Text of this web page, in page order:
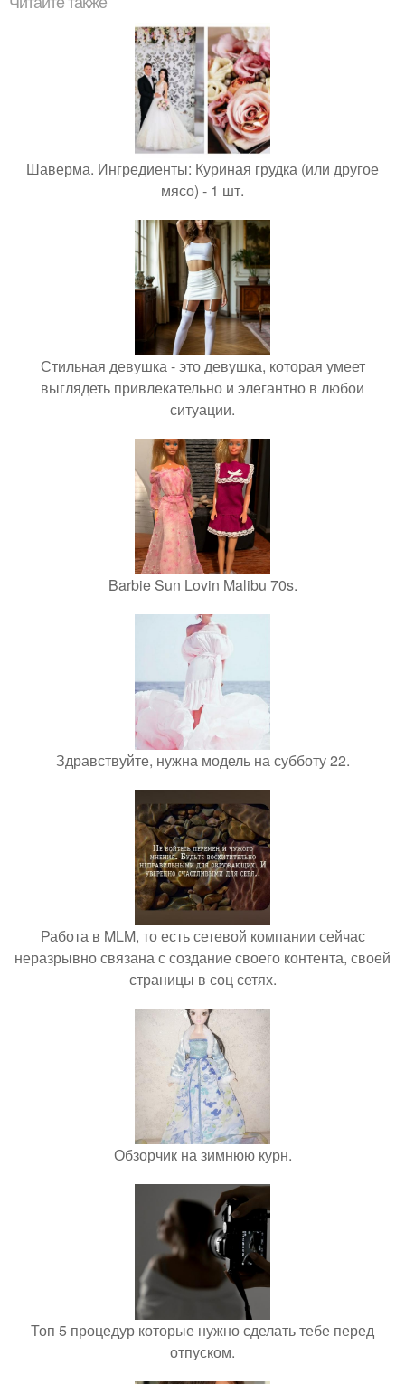
Шаверма. Ингредиенты: Куриная грудка (или другое
мясо) - 1 шт.
Стильная девушка - это девушка, которая умеет
выглядеть привлекательно и элегантно в любои
ситуации.
Barbie Sun Lovin Malibu 70s.
Здравствуйте, нужна модель на субботу 22.
Работа в MLM, то есть сетевой компании сейчас
неразрывно связана с создание своего контента, своей
страницы в соц сетях.
Обзорчик на зимнюю курн.
Топ 5 процедур которые нужно сделать тебе перед
отпуском.